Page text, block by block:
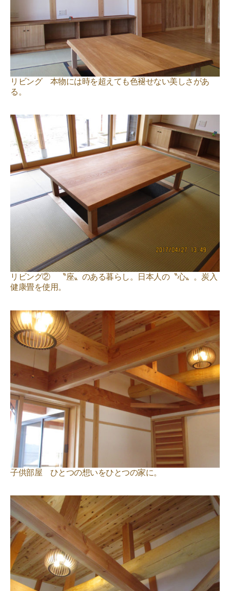
リビング 本物には時を超えても色褪せない美しさがあ
る。
リビング② 〝座〟のある暮らし。日本人の〝心〟。炭入
健康畳を使用。
子供部屋 ひとつの想いをひとつの家に。